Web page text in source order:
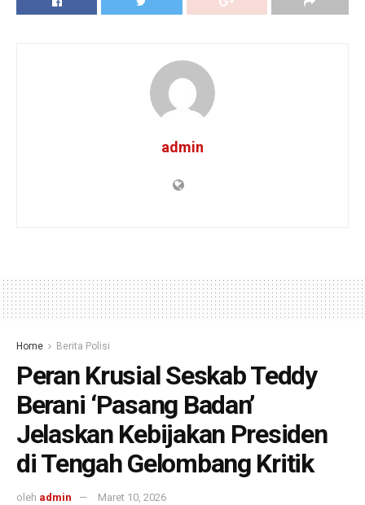
admin
Home Berita Polisi
Peran Krusial Seskab Teddy
Berani ‘Pasang Badan’
Jelaskan Kebijakan Presiden
di Tengah Gelombang Kritik
oleh admin Maret 10, 2026